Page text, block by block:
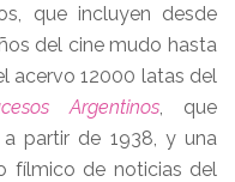
que incluyen desde
del cine mudo hasta
acervo 12000 latas del
Argentinos, que
partir de 1938, y una
fílmico de noticias del